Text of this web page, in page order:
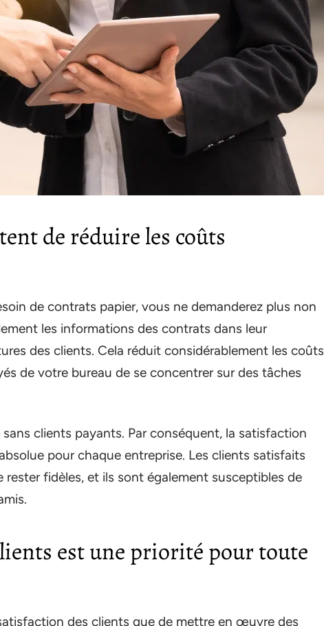
de réduire les coûts
de contrats papier, vous ne demanderez plus non
les informations des contrats dans leur
des clients. Cela réduit considérablement les coûts
de votre bureau de se concentrer sur des tâches
clients payants. Par conséquent, la satisfaction
pour chaque entreprise. Les clients satisfaits
fidèles, et ils sont également susceptibles de
est une priorité pour toute
des clients que de mettre en œuvre des